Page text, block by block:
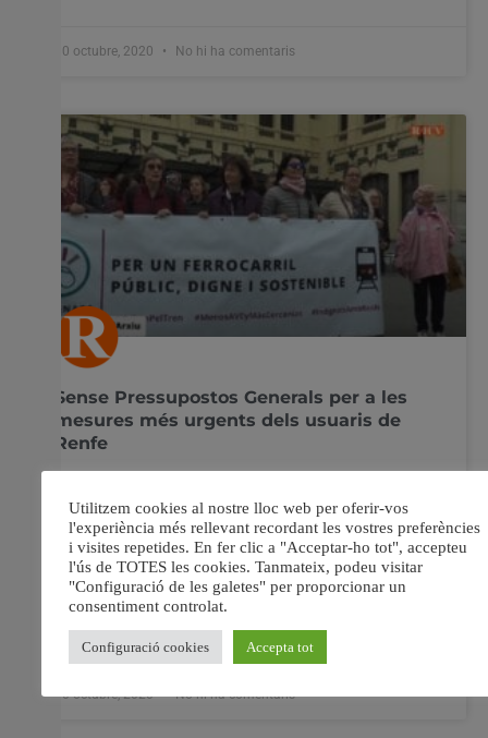
30 octubre, 2020 No hi ha comentaris
Sense Pressupostos Generals per a les
mesures més urgents dels usuaris de
Renfe
lluita des de fa un any per un ferrocarril valencià públic,
sostenible i de qualitat, considera totalment insuficients
les inversions previstes per als pressupostos generals de
l’Estat 2021 per a les Rodalies i tren convencional de la
Comunitat Valenciana que arrossega unes greus
mancances
30 octubre, 2020 No hi ha comentaris
consentiment controlat.